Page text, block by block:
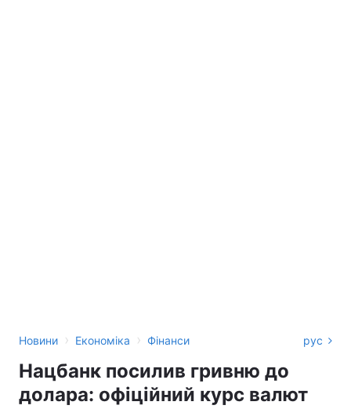
Новини › Економіка › Фінанси рус
Нацбанк посилив гривню до
долара: офіційний курс валют